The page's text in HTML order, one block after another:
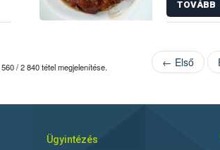
TOVÁBB
/ 2 840 tétel megjelenítése. ← Első
Ügyintézés